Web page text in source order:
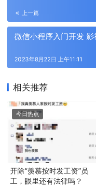
上一篇
微信小程序入门开发
2023年8月22日 上午11:11
相关推荐
今日热点
开除“羡慕按时发工资”员
工，眼里还有法律吗？